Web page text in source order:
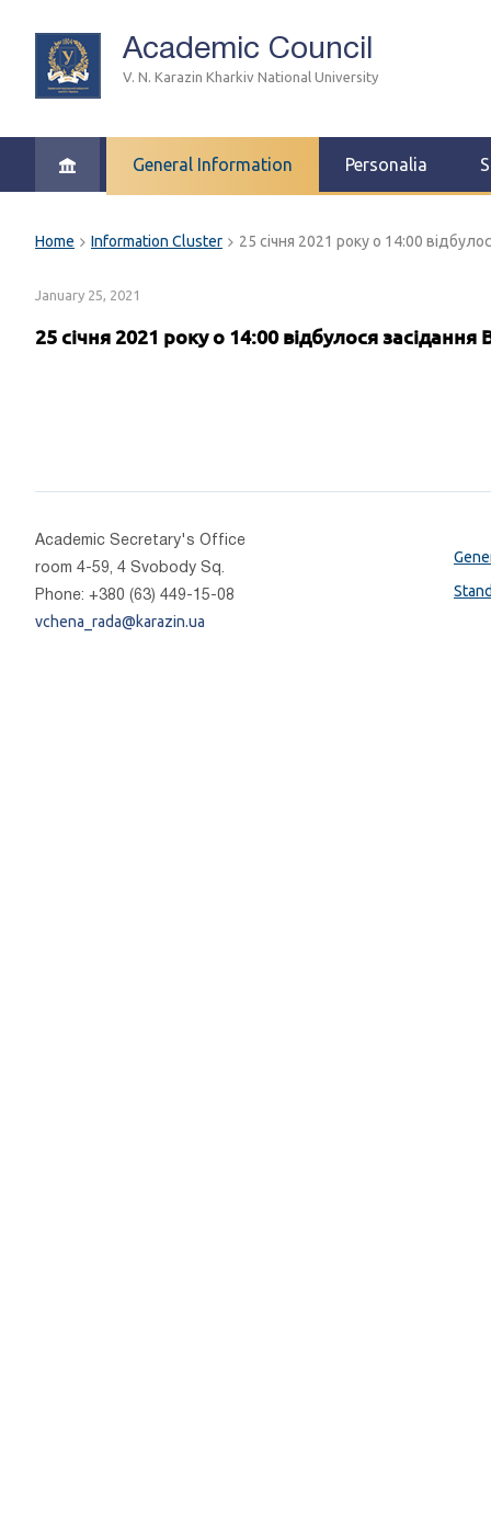
Academic Council
V. N. Karazin Kharkiv National University
General Information Personalia
Home Information Cluster 25 січня 2021 року о 14:00
January 25, 2021
25 січня 2021 року о 14:00 відбулося засідання
Academic Secretary's Office
room 4-59, 4 Svobody Sq.
Phone: +380 (63) 449-15-08
vchena_rada@karazin.ua